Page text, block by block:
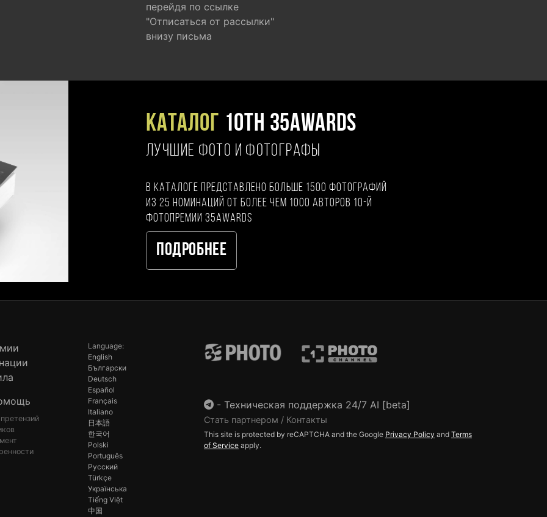
перейдя по ссылке
"Отписаться от рассылки"
внизу письма
Каталог 10TH 35AWARDS
ЛУЧШИЕ ФОТО И ФОТОГРАФЫ
В каталоге представлено больше 1500 фотографий
из 25 номинаций от более чем 1000 авторов 10-й
фотопремии 35AWARDS
Подробнее
Language:
English
Български
Deutsch
Español
Français
Italiano
日本語
한국어
Polski
Português
Русский
Türkçe
Українська
Tiếng Việt
中国
- Техническая поддержка 24/7 AI [beta]
Стать партнером / Контакты
This site is protected by reCAPTCHA and the Google Privacy Policy and Terms
of Service apply.